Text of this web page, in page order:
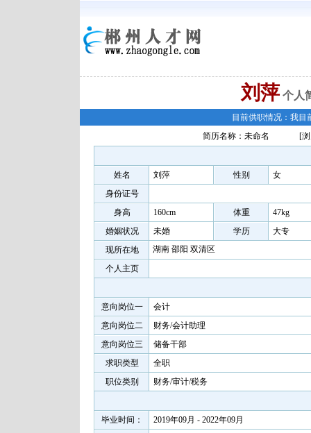
刘萍 个人
目前供职情况：我目
简历名称：未命名
[
姓名 刘萍 性别
女
身份证号
身高
160cm 体重
47kg
婚姻状况
未婚 学历
大专
现所在地
湖南 邵阳 双清区
个人主页
意向岗位一
会计
意向岗位二
财务/会计助理
意向岗位三
储备干部
求职类型
全职
职位类别
财务/审计/税务
毕业时间：
2019年09月 - 2022年09月